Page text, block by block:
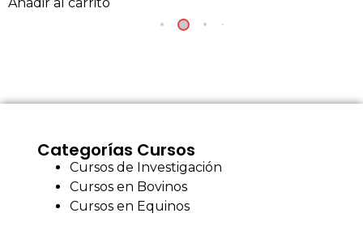
Categorías Cursos
Cursos de Investigación
Cursos en Bovinos
Cursos en Equinos